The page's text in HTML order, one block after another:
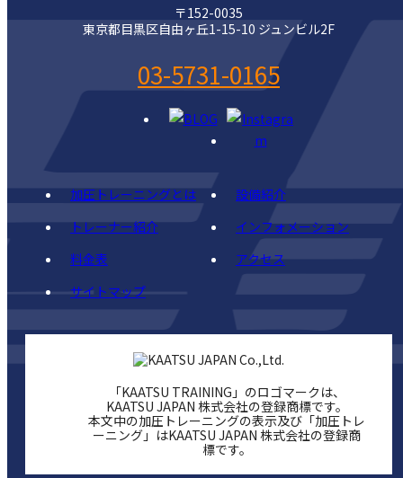
〒152-0035
東京都目黒区自由ヶ丘1-15-10 ジュンビル2F
03-5731-0165
加圧トレーニングとは
設備紹介
トレーナー紹介
インフォメーション
料金表
アクセス
サイトマップ
「KAATSU TRAINING」のロゴマークは、
KAATSU JAPAN 株式会社の登録商標です。
本文中の加圧トレーニングの表示及び「加圧トレ
ーニング」はKAATSU JAPAN 株式会社の登録商
標です。